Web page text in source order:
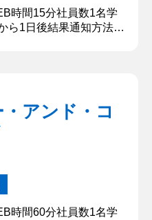
時間15分社員数1名学
ら1日後結果通知方法メ
。 私が学生時代に力を
です。サークル活動の
アンド・コ
時間60分社員数1名学